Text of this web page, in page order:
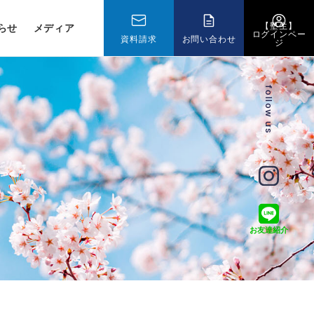
せ メディア
資料請求 お問い合わせ
【塾生】
ログインペー
ジ
follow us
お友達紹介